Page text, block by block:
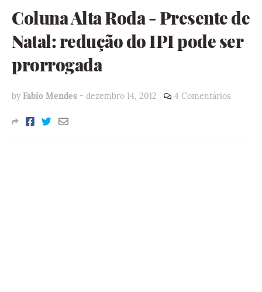
Coluna Alta Roda - Presente de
Natal: redução do IPI pode ser
prorrogada
by Fabio Mendes - dezembro 14, 2012 4 Comentários